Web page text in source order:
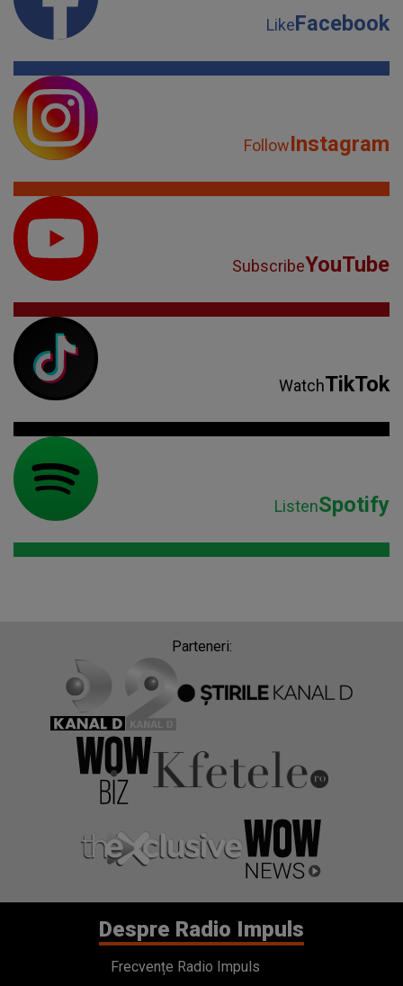
LikeFacebook
FollowInstagram
SubscribeYouTube
WatchTikTok
ListenSpotify
Parteneri:
Despre Radio Impuls
Frecvențe Radio Impuls